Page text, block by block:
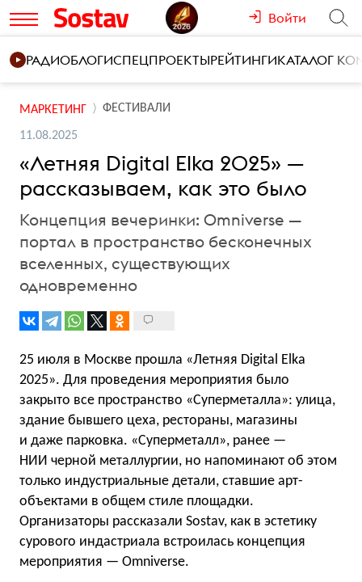
Войти
РАДИОБЛОГИСПЕЦПРОЕКТЫРЕЙТИНГИКАТАЛОГ
МАРКЕТИНГ ФЕСТИВАЛИ
11.08.2025
«Летняя Digital Elka 2025» —
рассказываем, как это было
Концепция вечеринки: Omniverse —
портал в пространство бесконечных
вселенных, существующих
одновременно
25 июля в Москве прошла «Летняя Digital Elka
2025». Для проведения мероприятия было
закрыто все пространство «Суперметалла»: улица,
здание бывшего цеха, рестораны, магазины
и даже парковка. «Суперметалл», ранее —
НИИ черной металлургии, но напоминают об этом
только индустриальные детали, ставшие арт-
объектами в общем стиле площадки.
Организаторы рассказали Sostav, как в эстетику
сурового индастриала встроилась концепция
мероприятия — Omniverse.